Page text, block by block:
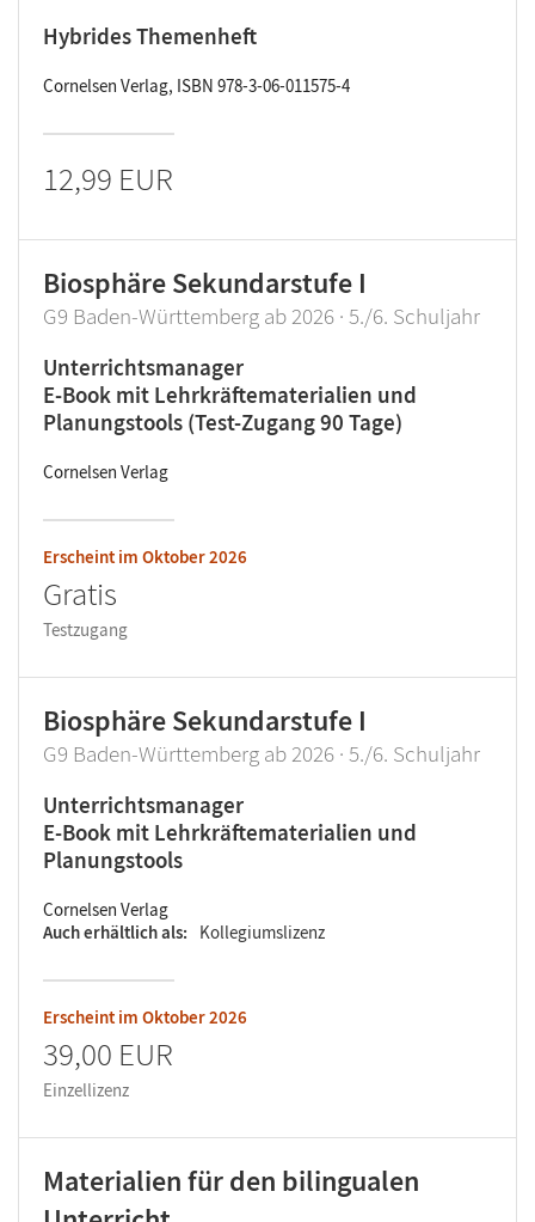
Hybrides Themenheft
Cornelsen Verlag, ISBN 978-3-06-011575-4
12,99 EUR
Biosphäre Sekundarstufe I
G9 Baden-Württemberg ab 2026 · 5./6. Schuljahr
Unterrichtsmanager
E-Book mit Lehrkräftematerialien und
Planungstools (Test-Zugang 90 Tage)
Cornelsen Verlag
Erscheint im Oktober 2026
Gratis
Testzugang
Biosphäre Sekundarstufe I
G9 Baden-Württemberg ab 2026 · 5./6. Schuljahr
Unterrichtsmanager
E-Book mit Lehrkräftematerialien und
Planungstools
Cornelsen Verlag
Auch erhältlich als
Kollegiumslizenz
Erscheint im Oktober 2026
39,00 EUR
Einzellizenz
Materialien für den bilingualen